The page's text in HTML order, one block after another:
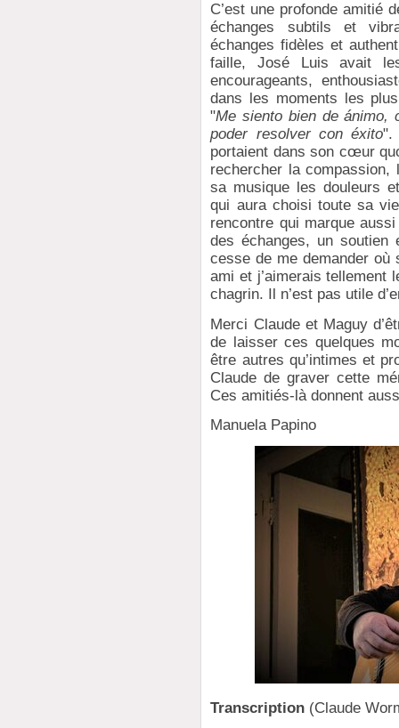
C’est une profonde amitié
échanges subtils et
échanges fidèles et
faille, José Luis avait
encourageants,
dans les moments les
"Me siento bien de ánimo,
poder resolver con éxito".
portaient dans son cœur
rechercher la
sa musique les douleurs
qui aura choisi toute sa
rencontre qui marque
des échanges, un soutien
cesse de me demander où
ami et j’aimerais tellement
chagrin. Il n’est pas utile
Merci Claude et Maguy
de laisser ces quelques
être autres qu’intimes et
Claude de graver cette
Ces amitiés-là donnent
Manuela Papino
Transcription (Claude